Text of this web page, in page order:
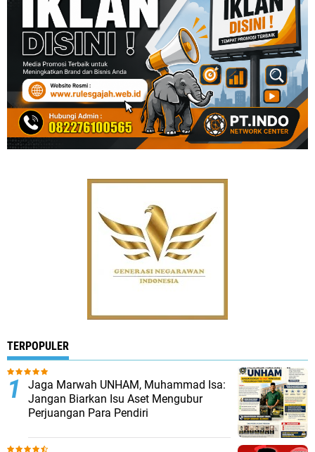
TERPOPULER
Jaga Marwah UNHAM, Muhammad Isa:
Jangan Biarkan Isu Aset Mengubur
Perjuangan Para Pendiri